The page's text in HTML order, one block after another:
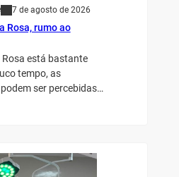
7 de agosto de 2026
Rosa, rumo ao
está bastante
tempo, as
ser percebidas…